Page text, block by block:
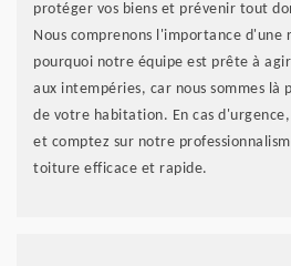
protéger vos biens et prévenir tout
Nous comprenons l'importance d'une
pourquoi notre équipe est prête à
aux intempéries, car nous sommes là
de votre habitation. En cas
et comptez sur notre
toiture efficace et rapide.